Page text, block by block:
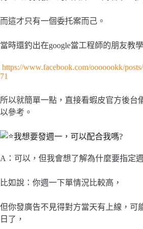
而這才只有一個委托案而己。
當時還釣出在google當工程師的朋友教學
https://www.facebook.com/ooooookk/
71
所以就簡單一點，直接看蝦皮官方後台
以參考。
我想要發週一，可以配合我嗎?
A：可以，但我會想了解為什麼要指定
比如說：你週一下單情況比較高，
但你發廣告不見得對方當天有上線，可
日了，